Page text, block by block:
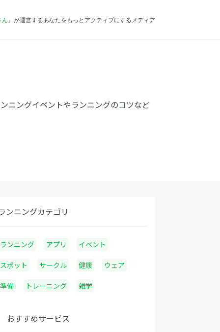
ん 』が運営するあなたをもっとアクティブにするメディア
ニングイベントやランニングのコツなど
ンニングカテゴリ
ランニング アプリ イベント
スポット サークル 健康 ウェア
準備 トレーニング 雑学
おすすめサービス